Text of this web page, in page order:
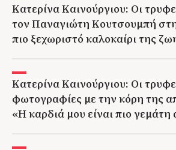
Κατερίνα Καινούργιου: Οι
τον Παναγιώτη Κουτσουμπή
πιο ξεχωριστό καλοκαίρι της
Κατερίνα Καινούργιου: Οι
φωτογραφίες με την κόρη της
«Η καρδιά μου είναι πιο γεμάτη